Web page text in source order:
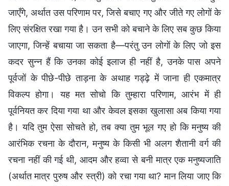
जाएँगे, अर्थात उस परिणाम पर, जिसे बचाए गए और जीते गए लोगों के
लिए संरक्षित रखा गया है। उन सभी को बचाने के लिए सब कुछ किया
जाएगा, जिन्हें बचाया जा सकता है—परंतु उन लोगों के लिए जो इस
कदर सुन्न हैं कि उनका कोई इलाज ही नहीं है, उनके पास अपने
पूर्वजों के पीछे-पीछे ताड़ना के अथाह गड्ढ़े में जाना ही एकमात्र
विकल्प होगा। यह मत सोचो कि तुम्हारा परिणाम, आरंभ में ही
पूर्वनियत कर दिया गया था और केवल इसका खुलासा अब किया गया
है। यदि तुम ऐसा सोचते हो, तब क्या तुम भूल गए हो कि मनुष्य की
आरंभिक रचना के दौरान, मनुष्य के किसी भी अलग शैतानी वर्ग की
रचना नहीं की गई थी, आदम और हव्वा से बनी मात्र एक मनुष्यजाति
(अर्थात मात्र पुरुष और स्त्री) को रचा गया था? मान लिया जाए कि